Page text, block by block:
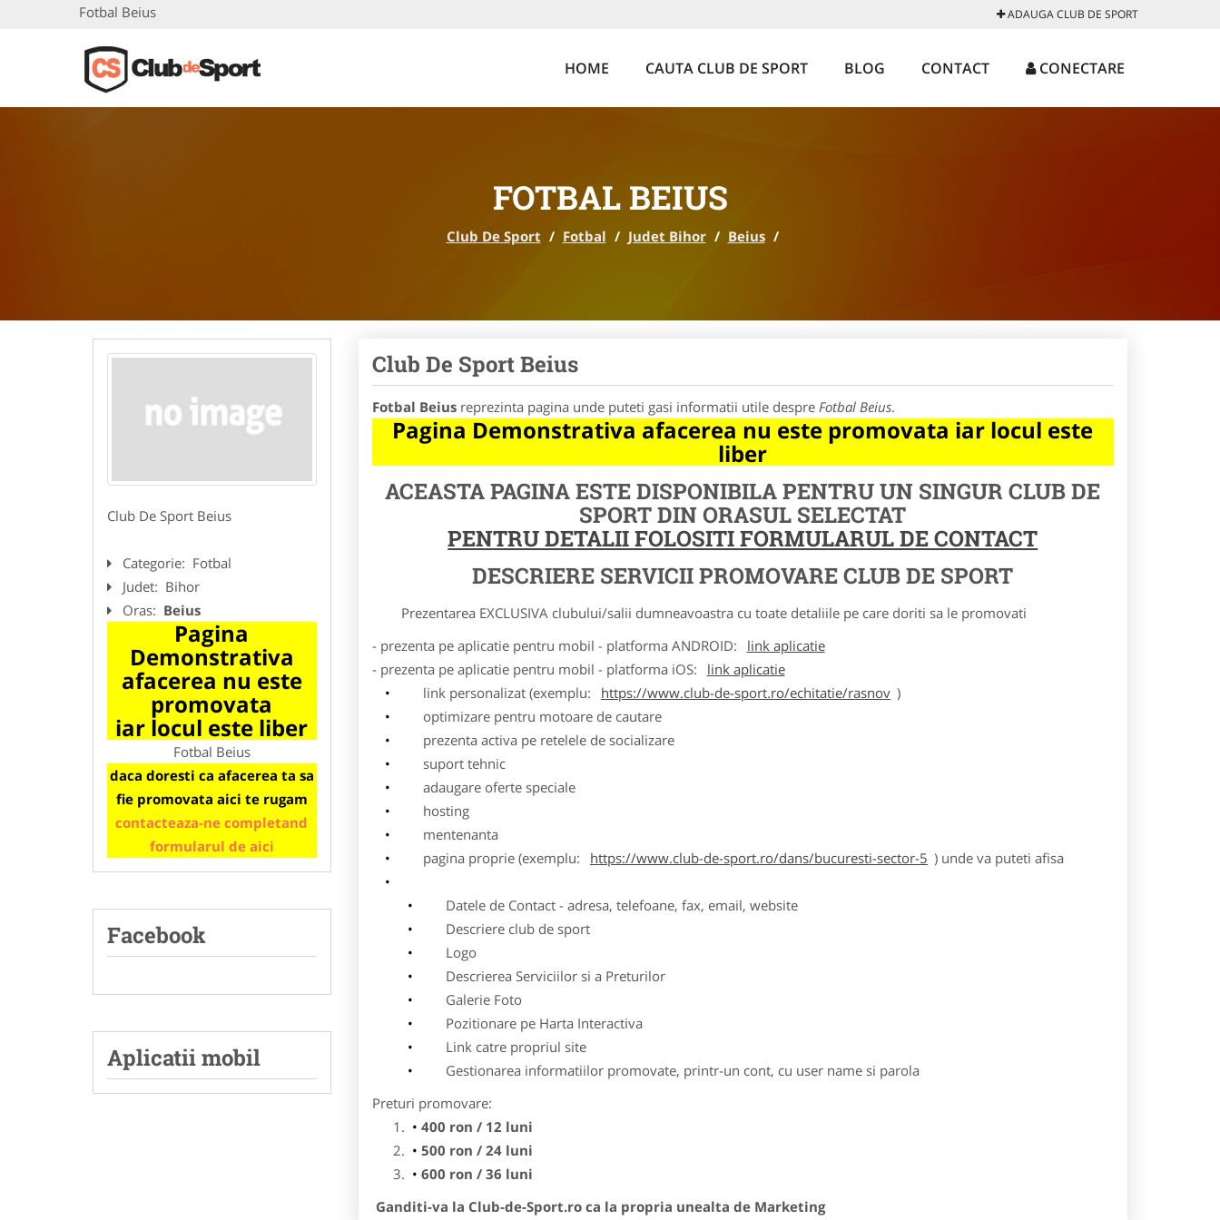
Fotbal Beius ADAUGA CLUB DE SPORT
HOME CAUTA CLUB DE SPORT BLOG CONTACT CONECTARE
FOTBAL BEIUS
Club De Sport / Fotbal / Judet Bihor / Beius /
Club De Sport Beius
Categorie: Fotbal
Judet: Bihor
Oras: Beius
Pagina
Demonstrativa
afacerea nu este
promovata
iar locul este liber
Fotbal Beius
daca doresti ca afacerea ta sa
fie promovata aici te rugam
contacteaza-ne completand
formularul de aici
Facebook
Aplicatii mobil
Club De Sport Beius
Fotbal Beiusreprezinta pagina unde puteti gasi informatii utile despre Fotbal Beius.
Pagina Demonstrativa afacerea nu este promovata iar locul este
liber
ACEASTA PAGINA ESTE DISPONIBILA PENTRU UN SINGUR CLUB DE
SPORT DIN ORASUL SELECTAT
PENTRU DETALII FOLOSITI FORMULARUL DE CONTACT
DESCRIERE SERVICII PROMOVARE CLUB DE SPORT
Prezentarea EXCLUSIVA clubului/salii dumneavoastra cu toate detaliile pe care doriti sa le promovati
- prezenta pe aplicatie pentru mobil - platforma ANDROID:
link aplicatie
- prezenta pe aplicatie pentru mobil - platforma iOS:
link aplicatie
link personalizat (exemplu:
https://www.club-de-sport.ro/echitatie/rasnov )
optimizare pentru motoare de cautare
prezenta activa pe retelele de socializare
suport tehnic
adaugare oferte speciale
hosting
mentenanta
pagina proprie (exemplu:
https://www.club-de-sport.ro/dans/bucuresti-sector-5 ) unde va puteti afisa
Datele de Contact - adresa, telefoane, fax, email, website
Descriere club de sport
Logo
Descrierea Serviciilor si a Preturilor
Galerie Foto
Pozitionare pe Harta Interactiva
Link catre propriul site
Gestionarea informatiilor promovate, printr-un cont, cu user name si parola
Preturi promovare:
400 ron / 12 luni
500 ron / 24 luni
600 ron / 36 luni
Ganditi-va la Club-de-Sport.ro ca la propria unealta de Marketing